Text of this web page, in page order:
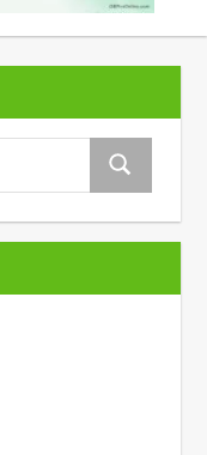
Suche